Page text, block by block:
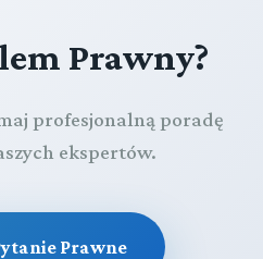
Prawny?
profesjonalną poradę
ekspertów.
Prawne